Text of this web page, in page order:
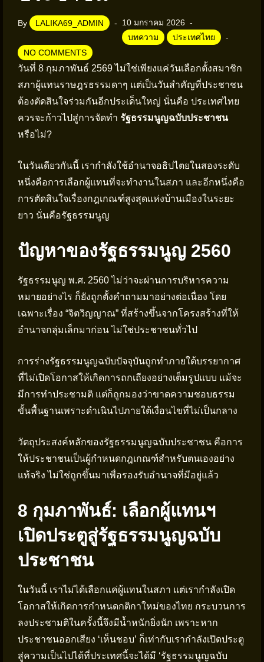
By LALIKA69_ADMIN
10 มกราคม 2026
บทความ
ประเทศไทย
NO COMMENTS
วันที่ 8 กุมภาพันธ์ 2569 ไม่ใช่เพียงแค่วันเลือกตั้งสมาชิก
สภาผู้แทนราษฎรธรรมดาๆ แต่เป็นวันสำคัญที่ประชาชน
ต้องตัดสินใจร่วมกันอีกประเด็นใหญ่ นั่นคือ ประเทศไทย
ควรจะก้าวไปสู่การจัดทำ รัฐธรรมนูญฉบับประชาชน
หรือไม่?
ในวันเดียวกันนี้ เรากำลังใช้อำนาจอธิปไตยในสองระดับ
หนึ่งคือการเลือกผู้แทนที่จะทำงานในสภา และอีกหนึ่งคือ
การตัดสินใจเรื่องกฎเกณฑ์สูงสุดแห่งบ้านเมืองในระยะ
ยาว นั่นคือรัฐธรรมนูญ
ปัญหาของรัฐธรรมนูญ 2560
รัฐธรรมนูญ พ.ศ. 2560 ไม่ว่าจะผ่านการบริหารความ
หมายอย่างไร ก็ยังถูกตั้งคำถามมาอย่างต่อเนื่อง โดย
เฉพาะเรื่อง “จิตวิญญาณ” ที่สร้างขึ้นจากโครงสร้างที่ให้
อำนาจกลุ่มเล็กมาก่อน ไม่ใช่ประชาชนทั่วไป
การร่างรัฐธรรมนูญฉบับปัจจุบันถูกทำภายใต้บรรยากาศ
ที่ไม่เปิดโอกาสให้เกิดการถกเถียงอย่างเต็มรูปแบบ แม้จะ
มีการทำประชามติ แต่ก็ถูกมองว่าขาดความชอบธรรม
ขั้นพื้นฐานเพราะดำเนินไปภายใต้เงื่อนไขที่ไม่เป็นกลาง
วัตถุประสงค์หลักของรัฐธรรมนูญฉบับประชาชน คือการ
ให้ประชาชนเป็นผู้กำหนดกฎเกณฑ์สำหรับตนเองอย่าง
แท้จริง ไม่ใช่ถูกขึ้นมาเพื่อรองรับอำนาจที่มีอยู่แล้ว
8 กุมภาพันธ์: เลือกผู้แทนฯ
เปิดประตูสู่รัฐธรรมนูญฉบับ
ประชาชน
ในวันนี้ เราไม่ได้เลือกแค่ผู้แทนในสภา แต่เรากำลังเปิด
โอกาสให้เกิดการกำหนดกติกาใหม่ของไทย กระบวนการ
ลงประชามติในครั้งนี้จึงมีน้ำหนักยิ่งนัก เพราะหาก
ประชาชนออกเสียง ‘เห็นชอบ’ ก็เท่ากับเรากำลังเปิดประตู
สู่ความเป็นไปได้ที่ประเทศนี้จะได้มี ‘รัฐธรรมนูญฉบับ